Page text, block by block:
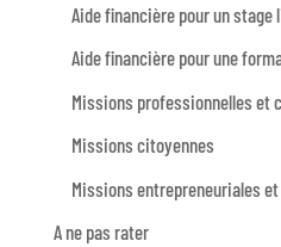
Aide financière pour un stage
Aide financière pour une
Missions professionnelles et
Missions citoyennes
Missions entrepreneuriales
A ne pas rater